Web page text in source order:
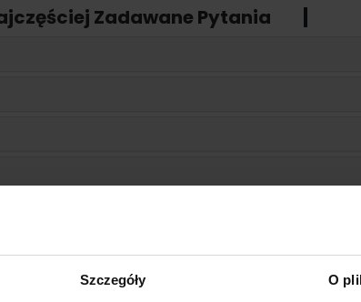
Szczegóły O
Zadawane Pytania
kontakt@devil-cars.plbądź zadzwoń: Biuro Obsługi